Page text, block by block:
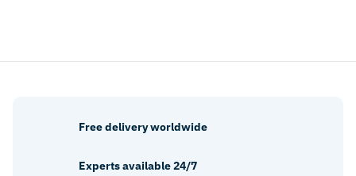
Free delivery worldwide
Experts available 24/7